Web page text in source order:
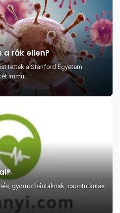
a rák ellen?
tettek a Stanford Egyetem
immu...
gyomorbántalmak, csontritkulás